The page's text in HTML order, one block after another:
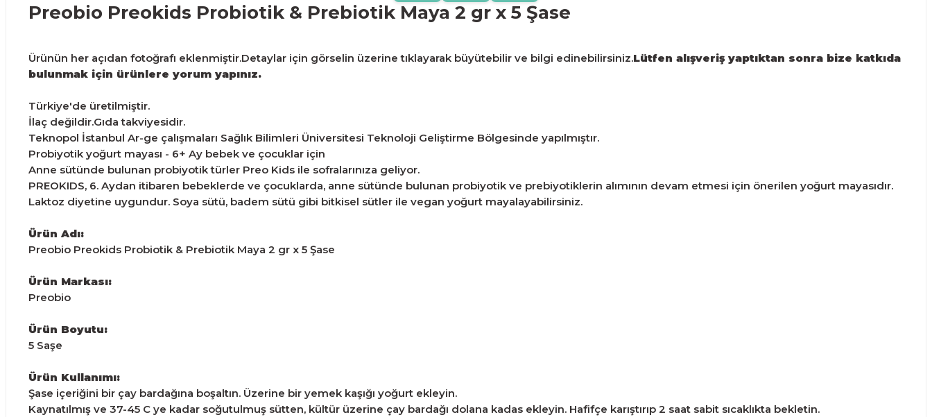
Preobio Preokids Probiotik & Prebiotik Maya 2 gr x 5 Şase
Ürünün her açıdan fotoğrafı eklenmiştir.Detaylar için görselin üzerine tıklayarak büyütebilir ve bilgi edinebilirsiniz.Lütfen alışveriş yaptıktan sonra bize katkıda
bulunmak için ürünlere yorum yapınız.
Türkiye'de üretilmiştir.
İlaç değildir.Gıda takviyesidir.
Teknopol İstanbul Ar-ge çalışmaları Sağlık Bilimleri Üniversitesi Teknoloji Geliştirme Bölgesinde yapılmıştır.
Probiyotik yoğurt mayası - 6+ Ay bebek ve çocuklar için
Anne sütünde bulunan probiyotik türler Preo Kids ile sofralarınıza geliyor.
PREOKIDS, 6. Aydan itibaren bebeklerde ve çocuklarda, anne sütünde bulunan probiyotik ve prebiyotiklerin alımının devam etmesi için önerilen yoğurt mayasıdır.
Laktoz diyetine uygundur. Soya sütü, badem sütü gibi bitkisel sütler ile vegan yoğurt mayalayabilirsiniz.
Ürün Adı:
Preobio Preokids Probiotik & Prebiotik Maya 2 gr x 5 Şase
Ürün Markası:
Preobio
Ürün Boyutu:
5 Saşe
Ürün Kullanımı:
Şase içeriğini bir çay bardağına boşaltın. Üzerine bir yemek kaşığı yoğurt ekleyin.
Kaynatılmış ve 37-45 C ye kadar soğutulmuş sütten, kültür üzerine çay bardağı dolana kadas ekleyin. Hafifçe karıştırıp 2 saat sabit sıcaklıkta bekletin.